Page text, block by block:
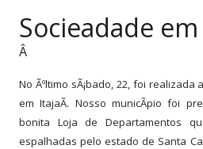
Socieadade
Â
No Ãºltimo sÃ¡bado, 22, foi
em ItajaÃ­. Nosso municÃ­pio foi
bonita Loja de Departamentos
espalhadas pelo estado de Santa